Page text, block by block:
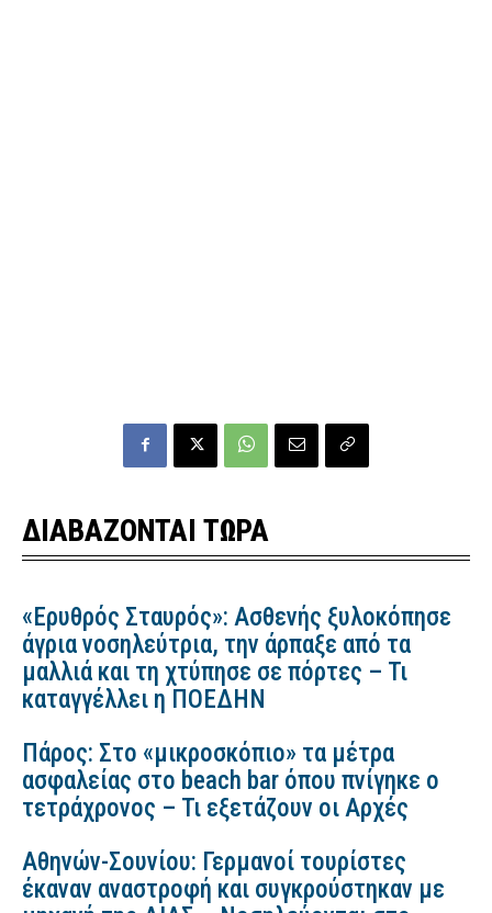
ΔΙΑΒΑΖΟΝΤΑΙ ΤΩΡΑ
«Ερυθρός Σταυρός»: Ασθενής ξυλοκόπησε
άγρια νοσηλεύτρια, την άρπαξε από τα
μαλλιά και τη χτύπησε σε πόρτες – Τι
καταγγέλλει η ΠΟΕΔΗΝ
Πάρος: Στο «μικροσκόπιο» τα μέτρα
ασφαλείας στο beach bar όπου πνίγηκε ο
τετράχρονος – Τι εξετάζουν οι Αρχές
Αθηνών-Σουνίου: Γερμανοί τουρίστες
έκαναν αναστροφή και συγκρούστηκαν με